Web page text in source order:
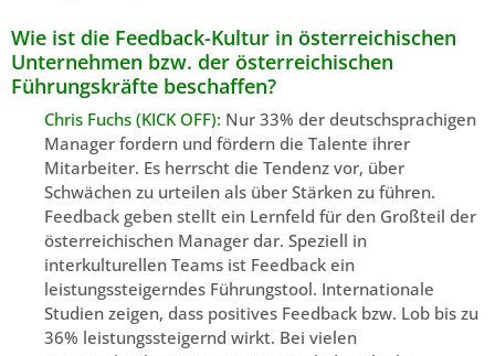
Wie ist die Feedback-Kultur in österreichischen
Unternehmen bzw. der österreichischen
Führungskräfte beschaffen?
Chris Fuchs (KICK OFF): Nur 33% der deutschsprachigen
Manager fordern und fördern die Talente ihrer
Mitarbeiter. Es herrscht die Tendenz vor, über
Schwächen zu urteilen als über Stärken zu führen.
Feedback geben stellt ein Lernfeld für den Großteil der
österreichischen Manager dar. Speziell in
interkulturellen Teams ist Feedback ein
leistungssteigerndes Führungstool. Internationale
Studien zeigen, dass positives Feedback bzw. Lob bis zu
36% leistungssteigernd wirkt. Bei vielen